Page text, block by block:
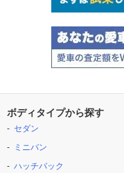
ボディタイプから探す
セダン
ミニバン
ハッチバック